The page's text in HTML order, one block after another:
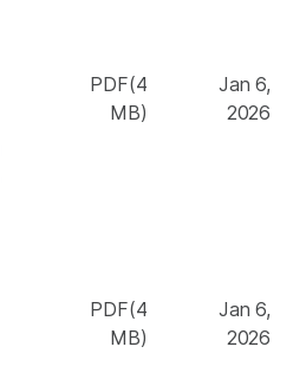
PDF(4
MB)
Jan 6,
2026
PDF(4
MB)
Jan 6,
2026